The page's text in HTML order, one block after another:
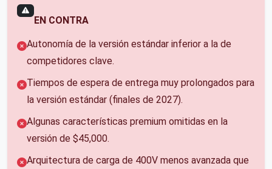
EN CONTRA
Autonomía de la versión estándar inferior a la de
competidores clave.
Tiempos de espera de entrega muy prolongados para
la versión estándar (finales de 2027).
Algunas características premium omitidas en la
versión de $45,000.
Arquitectura de carga de 400V menos avanzada que